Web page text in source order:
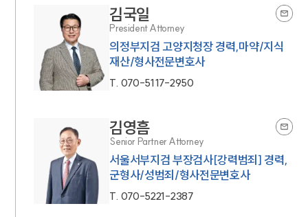
김국일
President Attorney
의정부지검 고양지청장 경력,마약/지식
재산/형사전문변호사
T. 070-5117-2950
김영흠
Senior Partner Attorney
서울서부지검 부장검사[강력범죄] 경력,
군형사/성범죄/형사전문변호사
T. 070-5221-2387